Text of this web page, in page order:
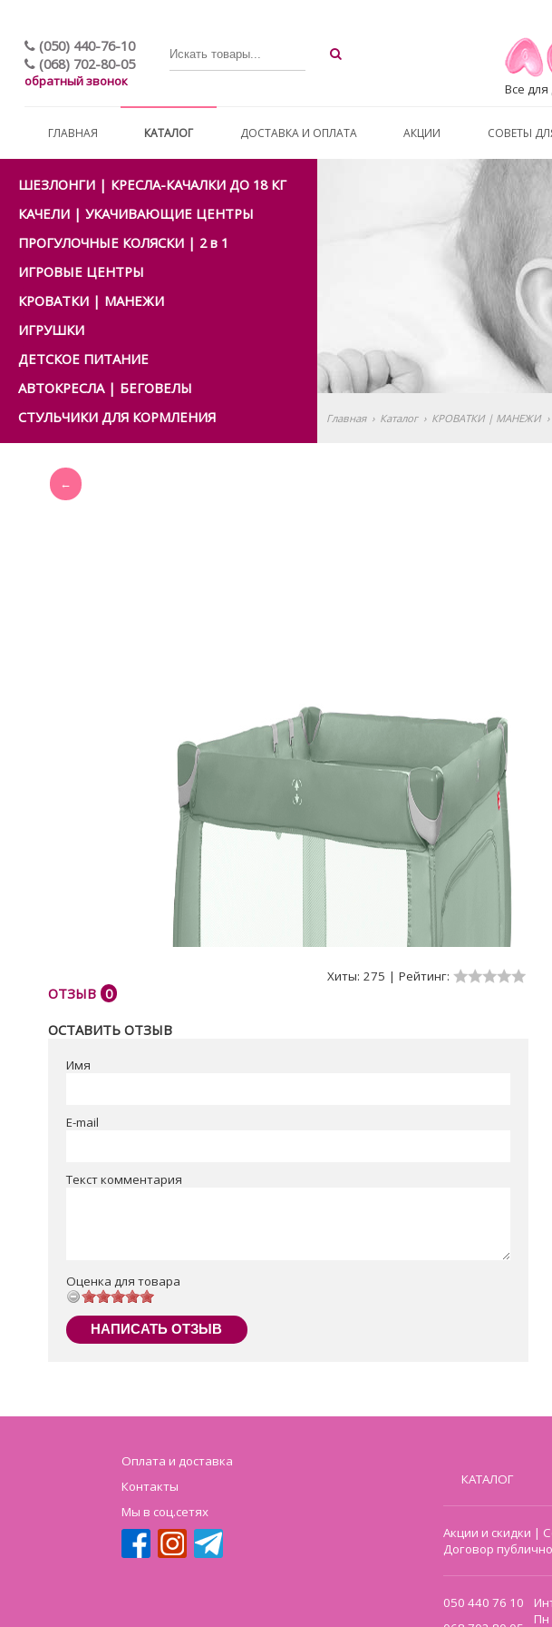
(050) 440-76-10
(068) 702-80-05
обратный звонок Все
ГЛАВНАЯ КАТАЛОГ ДОСТАВКА И ОПЛАТА АКЦИИ СОВЕТЫ
ШЕЗЛОНГИ | КРЕСЛА-КАЧАЛКИ ДО 18 КГ
КАЧЕЛИ | УКАЧИВАЮЩИЕ ЦЕНТРЫ
ПРОГУЛОЧНЫЕ КОЛЯСКИ | 2 в 1
ИГРОВЫЕ ЦЕНТРЫ
КРОВАТКИ | МАНЕЖИ
ИГРУШКИ
ДЕТСКОЕ ПИТАНИЕ
АВТОКРЕСЛА | БЕГОВЕЛЫ
СТУЛЬЧИКИ ДЛЯ КОРМЛЕНИЯ
Главная › Каталог › КРОВАТКИ | МАНЕЖИ ›
Хиты: 275 | Рейтинг:
ОТЗЫВ 0
ОСТАВИТЬ ОТЗЫВ
Имя
E-mail
Текст комментария
Оценка для товара
НАПИСАТЬ ОТЗЫВ
Оплата и доставка
Контакты
Мы в соц.сетях
КАТАЛОГ
Акции и скидки |
Договор
050 440 76 10
Пн